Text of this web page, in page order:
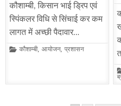
कौशाम्बी, किसान भाई ड्रिप एवं
स्पिंकलर विधि से सिंचाई कर कम
लागत में अच्छी पैदावार…
Posted
कौशाम्बी,आयोजन,प्रशासन